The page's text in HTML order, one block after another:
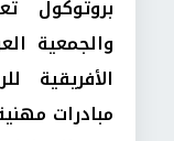
بروتوكول
والجمعية
الأفريقية
مبادرات